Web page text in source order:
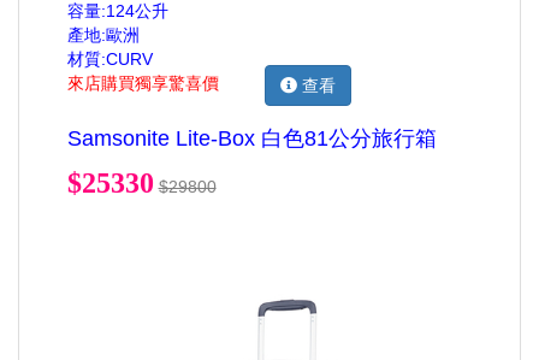
容量:124公升
產地:歐洲
材質:CURV
來店購買獨享驚喜價
查看
Samsonite Lite-Box 白色81公分旅行箱
$25330 $29800